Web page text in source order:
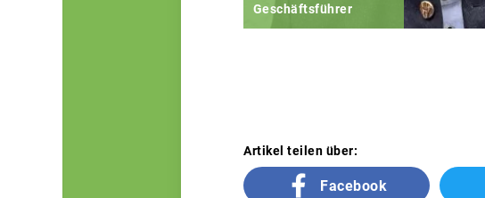
Geschäftsführer
Artikel teilen über:
Facebook